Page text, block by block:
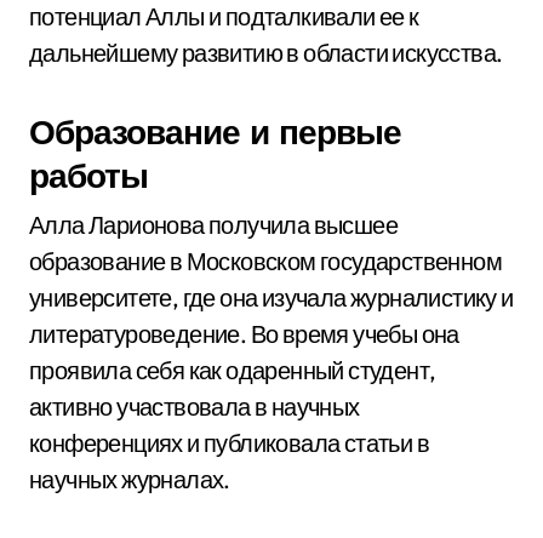
потенциал Аллы и подталкивали ее к
дальнейшему развитию в области искусства.
Образование и первые
работы
Алла Ларионова получила высшее
образование в Московском государственном
университете, где она изучала журналистику и
литературоведение. Во время учебы она
проявила себя как одаренный студент,
активно участвовала в научных
конференциях и публиковала статьи в
научных журналах.